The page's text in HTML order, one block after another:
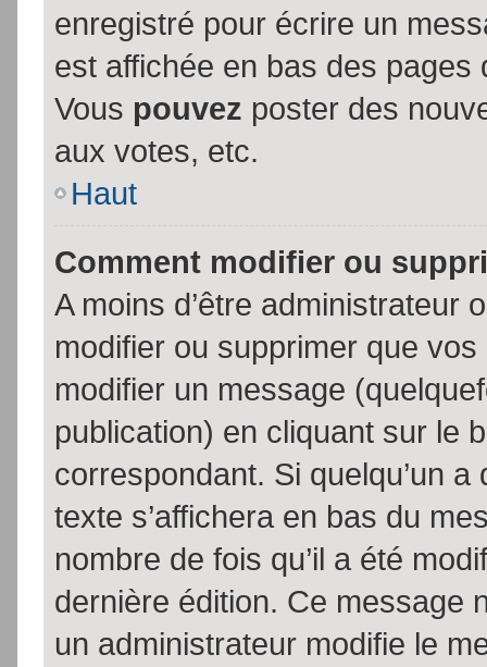
enregistré pour écrire un
est affichée en bas des
Vous pouvez poster des
aux votes, etc.
Haut
Comment modifier ou
A moins d’être administrateur
modifier ou supprimer que
modifier un message
publication) en cliquant sur le
correspondant. Si quelqu’un
texte s’affichera en bas du
nombre de fois qu’il a été
dernière édition. Ce message
un administrateur modifie le